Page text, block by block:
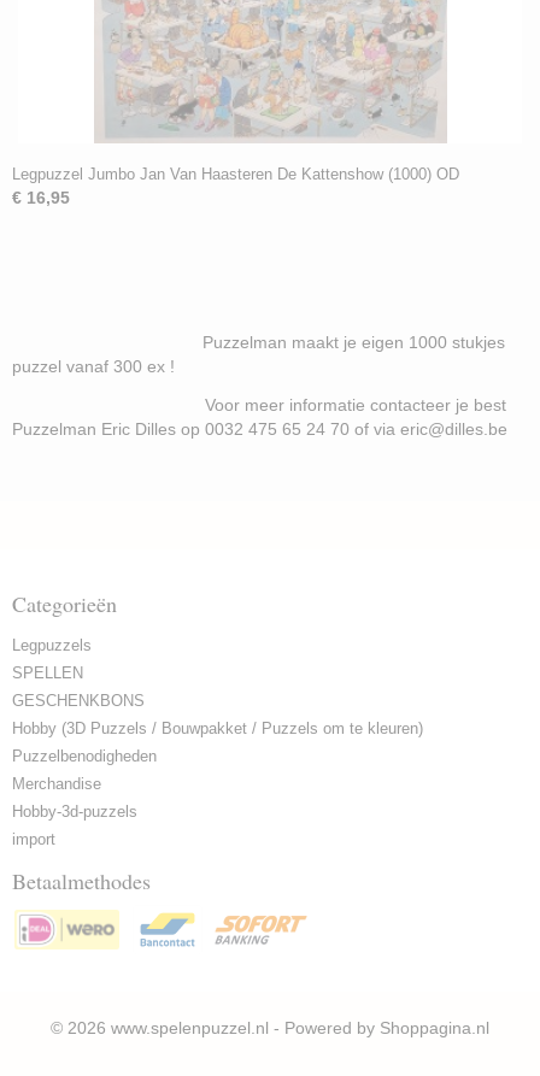
Legpuzzel Jumbo Jan Van Haasteren De Kattenshow (1000) OD
€ 16,95
Puzzelman maakt je eigen 1000 stukjes
puzzel vanaf 300 ex !
Voor meer informatie contacteer je best
Puzzelman Eric Dilles op 0032 475 65 24 70 of via eric@dilles.be
Categorieën
Legpuzzels
SPELLEN
GESCHENKBONS
Hobby (3D Puzzels / Bouwpakket / Puzzels om te kleuren)
Puzzelbenodigheden
Merchandise
Hobby-3d-puzzels
import
Betaalmethodes
© 2026 www.spelenpuzzel.nl - Powered by Shoppagina.nl